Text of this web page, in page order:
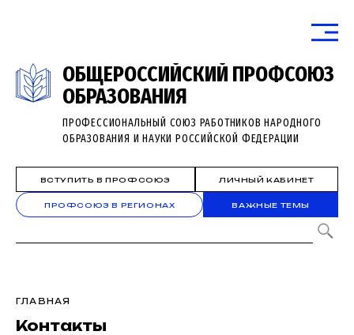
ОБЩЕРОССИЙСКИЙ ПРОФСОЮЗ
ОБРАЗОВАНИЯ
ПРОФЕССИОНАЛЬНЫЙ СОЮЗ РАБОТНИКОВ НАРОДНОГО
ОБРАЗОВАНИЯ И НАУКИ РОССИЙСКОЙ ФЕДЕРАЦИИ
ВСТУПИТЬ В ПРОФСОЮЗ ЛИЧНЫЙ КАБИНЕТ
ПРОФСОЮЗ В РЕГИОНАХ ВАЖНЫЕ ТЕМЫ
ГЛАВНАЯ
Контакты